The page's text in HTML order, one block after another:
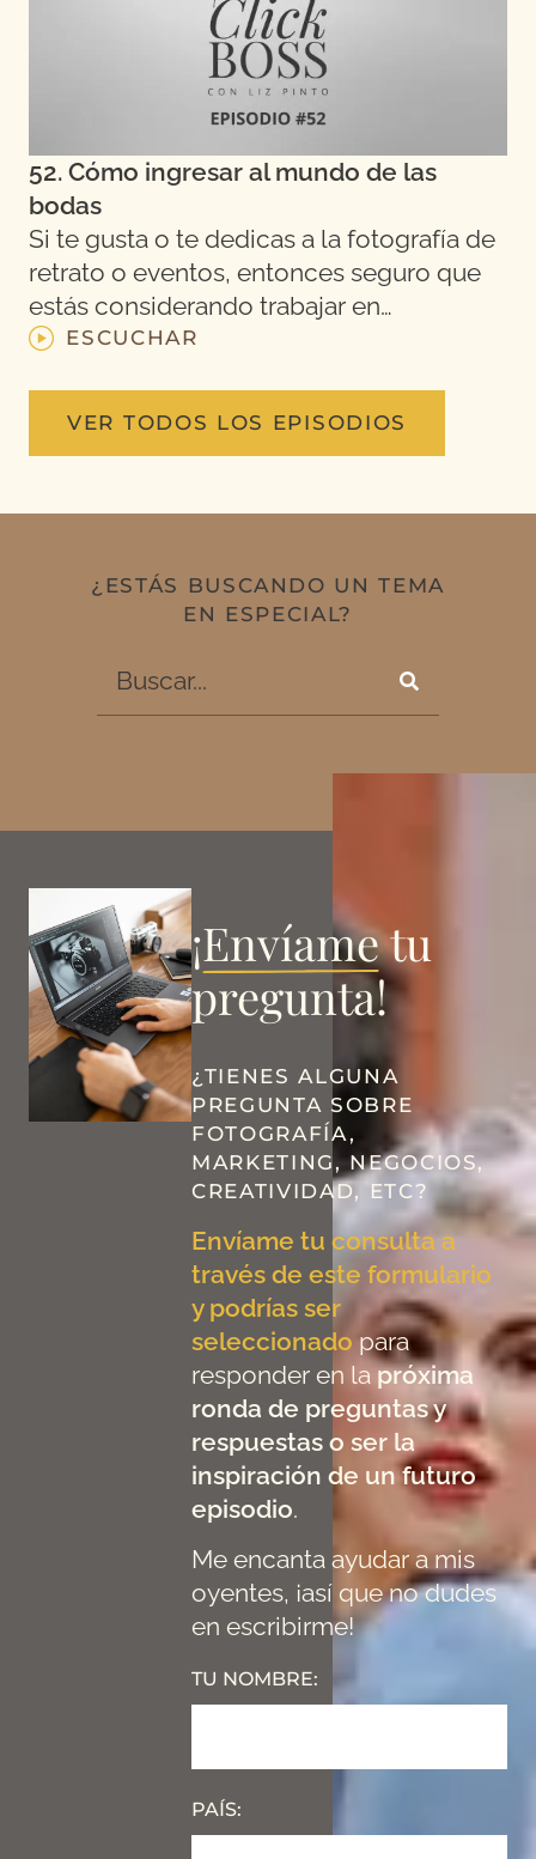
52. Cómo ingresar al mundo de las
bodas
Si te gusta o te dedicas a la fotografía de
retrato o eventos, entonces seguro que
estás considerando trabajar en…
ESCUCHAR
VER TODOS LOS EPISODIOS
¿ESTÁS BUSCANDO UN TEMA
EN ESPECIAL?
¡Envíametu
pregunta!
¿TIENES ALGUNA
PREGUNTA SOBRE
FOTOGRAFÍA,
MARKETING, NEGOCIOS,
CREATIVIDAD, ETC?
Envíame tu consulta a
través de este formulario
y podrías ser
seleccionado para
responder en la próxima
ronda de preguntas y
respuestas o ser la
inspiración de un futuro
episodio.
Me encanta ayudar a mis
oyentes, ¡así que no dudes
en escribirme!
TU NOMBRE:
PAÍS: